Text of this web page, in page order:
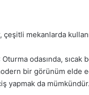
çeşitli mekanlarda
odasında,
bir görünüm elde
yapmak da mümkündür.